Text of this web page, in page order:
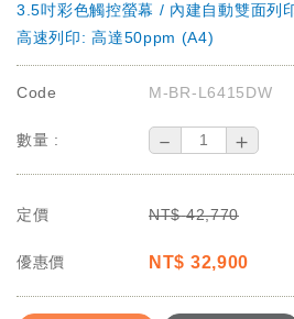
3.5吋彩色觸控螢幕 / 內建自動雙面列
高速列印: 高達50ppm (A4)
Code M-BR-L6415DW
數量 : － ＋
定價 NT$ 42,770
優惠價 NT$ 32,900